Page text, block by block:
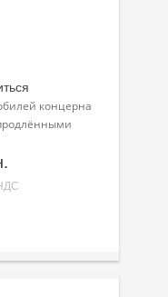
концерна